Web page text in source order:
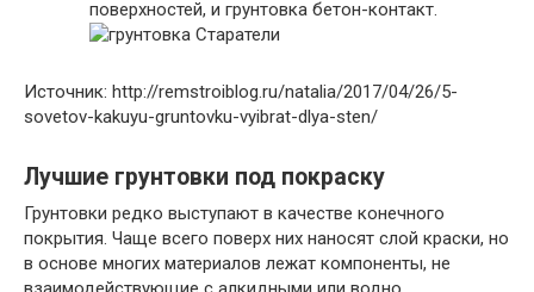
поверхностей, и грунтовка бетон-контакт.
Источник: http://remstroiblog.ru/natalia/2017/04/26/5-
sovetov-kakuyu-gruntovku-vyibrat-dlya-sten/
Лучшие грунтовки под покраску
Грунтовки редко выступают в качестве конечного
покрытия. Чаще всего поверх них наносят слой краски, но
в основе многих материалов лежат компоненты, не